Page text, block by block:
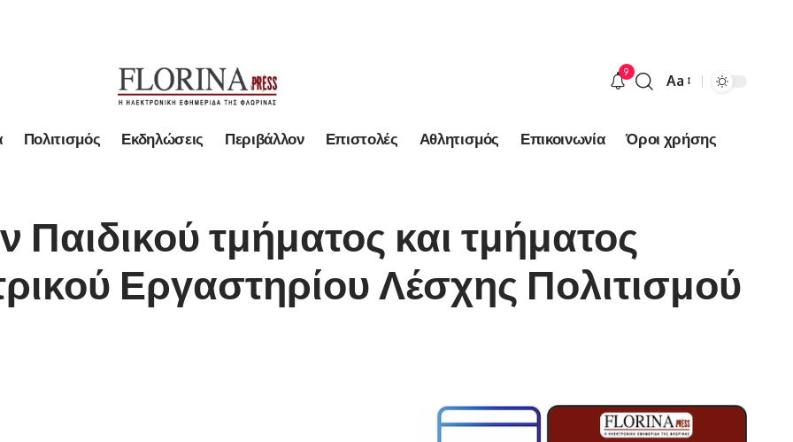
9
Font
Aa
Πολιτισμός Εκδηλώσεις Περιβάλλον Επιστολές Αθλητισμός Επικοινωνία Όροι χρήσης
τμήματος και τμήματος
Εργαστηρίου Λέσχης Πολιτισμού